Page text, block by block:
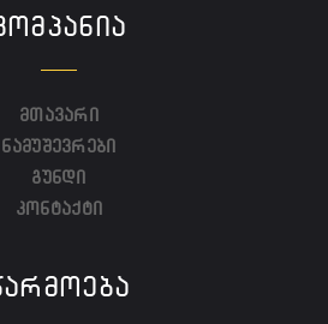
მთავარი
ნამუშევრები
გუნდი
კონტაქტი